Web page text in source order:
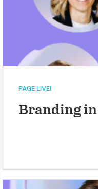
PAGE LIVE!
Branding